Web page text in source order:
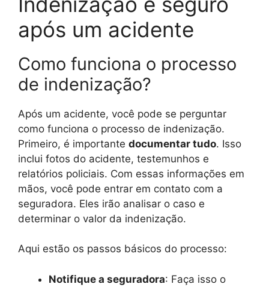
após um acidente
Como funciona o processo
de indenização?
Após um acidente, você pode se perguntar
como funciona o processo de indenização.
Primeiro, é importante documentar tudo. Isso
inclui fotos do acidente, testemunhos e
relatórios policiais. Com essas informações em
mãos, você pode entrar em contato com a
seguradora. Eles irão analisar o caso e
determinar o valor da indenização.
Aqui estão os passos básicos do processo:
Notifique a seguradora: Faça isso o